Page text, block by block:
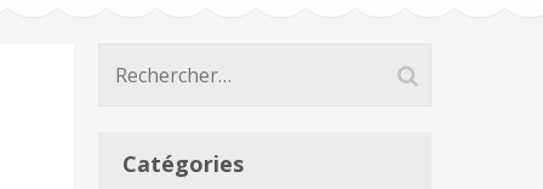
Rechercher :
Catégories